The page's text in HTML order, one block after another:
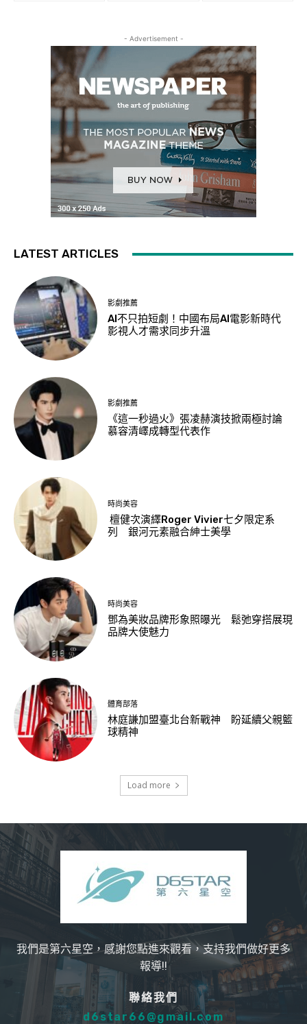
- Advertisement -
LATEST ARTICLES
影劇推薦
AI不只拍短劇！中國布局AI電影新時代
影視人才需求同步升溫
影劇推薦
《這一秒過火》張凌赫演技掀兩極討論
慕容清嶧成轉型代表作
時尚美容
檀健次演繹Roger Vivier七夕限定系
列 銀河元素融合紳士美學
時尚美容
鄧為美妝品牌形象照曝光 鬆弛穿搭展現
品牌大使魅力
體育部落
林庭謙加盟臺北台新戰神 盼延續父親籃
球精神
Load more
我們是第六星空，感謝您點進來觀看，支持我們做好更多
報導!!
聯絡我們
d6star66@gmail.com